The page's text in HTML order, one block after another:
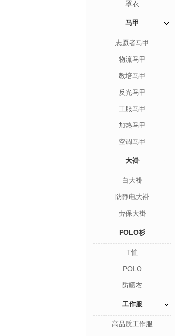
罩衣
马甲
志愿者马甲
物流马甲
教培马甲
反光马甲
工服马甲
加热马甲
空调马甲
大褂
白大褂
防静电大褂
劳保大褂
POLO衫
T恤
POLO
防晒衣
工作服
高品质工作服